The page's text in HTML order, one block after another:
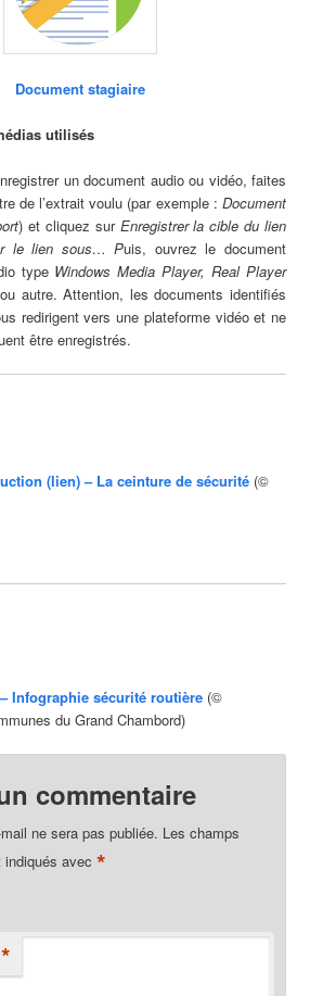
Document stagiaire
utilisés
un document audio ou vidéo, faites
de l’extrait voulu (par exemple : Document
) et cliquez sur Enregistrer la cible du lien
le lien sous… Puis, ouvrez le document
type Windows Media Player,Real Player
autre. Attention, les documents identifiés
redirigent vers une plateforme vidéo et ne
être enregistrés.
(lien) – La ceinture de sécurité (©
Infographie sécurité routière (©
du Grand Chambord)
commentaire
ne sera pas publiée. Les champs
indiqués avec*
*